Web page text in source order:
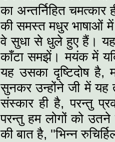
का अन्तर्निहित
की समस्त मधुर भाषाओं
वे सुधा से धुले हुए हैं।
काँटा समझें। मयंक में
यह उसका दृष्टिदोष है,
सुनकर उन्होंने जी में यह
संस्कार ही है, परन्तु
परन्तु हम लोगों को
की बात है, ''भिन्न